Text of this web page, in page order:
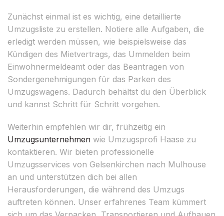
Zunächst einmal ist es wichtig, eine detaillierte
Umzugsliste zu erstellen. Notiere alle Aufgaben, die
erledigt werden müssen, wie beispielsweise das
Kündigen des Mietvertrags, das Ummelden beim
Einwohnermeldeamt oder das Beantragen von
Sondergenehmigungen für das Parken des
Umzugswagens. Dadurch behältst du den Überblick
und kannst Schritt für Schritt vorgehen.
Weiterhin empfehlen wir dir, frühzeitig ein
Umzugsunternehmen wie Umzugsprofi Haase zu
kontaktieren. Wir bieten professionelle
Umzugsservices von Gelsenkirchen nach Mulhouse
an und unterstützen dich bei allen
Herausforderungen, die während des Umzugs
auftreten können. Unser erfahrenes Team kümmert